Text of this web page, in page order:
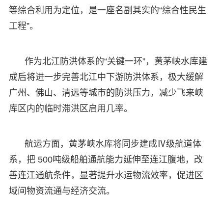
等综合利用为定位，是一座名副其实的“综合性民生
工程”。
作为北江防洪体系的“关键一环”，黄茅峡水库建
成后将进一步完善北江中下游防洪体系，极大缓解
广州、佛山、清远等城市的防洪压力，减少飞来峡
库区内的临时滞洪区启用几率。
航运方面，黄茅峡水库将同步建成Ⅳ级航道体
系，把 500吨级船舶通航能力延伸至连江腹地，改
善连江通航条件，显著提升水运物流效率，促进区
域间物资流通与经济交流。